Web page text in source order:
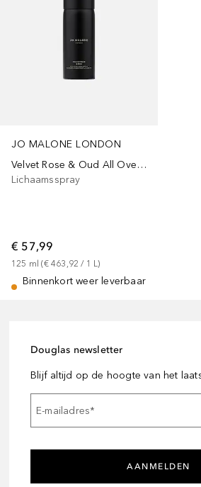
JO MALONE LONDON
Velvet Rose & Oud All Over Body Spray
Lichaamsspray
€ 57,99
125 ml (€ 463,92 / 1 L)
Binnenkort weer leverbaar
Douglas newsletter
Blijf altijd op de hoogte van het
E-mailadres*
AANMELDEN